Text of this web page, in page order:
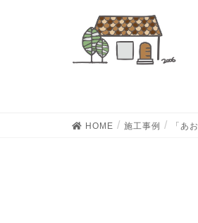
HOME 施工事例 「あ